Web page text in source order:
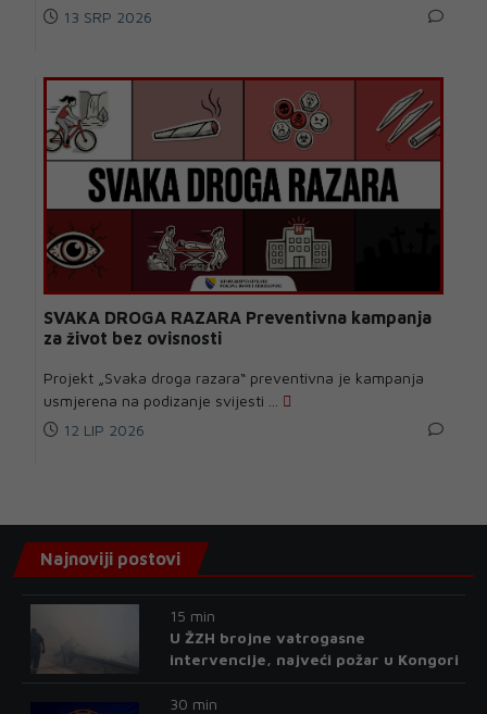
13 SRP 2026
SVAKA DROGA RAZARA Preventivna kampanja
za život bez ovisnosti
Projekt „Svaka droga razara“ preventivna je kampanja
usmjerena na podizanje svijesti ...
12 LIP 2026
Najnoviji postovi
15 min
U ŽZH brojne vatrogasne
intervencije, najveći požar u Kongori
30 min